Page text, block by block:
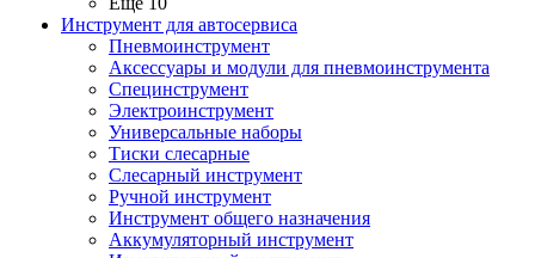
Инструмент для автосервиса
Пневмоинструмент
Аксессуары и модули для пневмоинструмента
Специнструмент
Электроинструмент
Универсальные наборы
Тиски слесарные
Слесарный инструмент
Ручной инструмент
Инструмент общего назначения
Аккумуляторный инструмент